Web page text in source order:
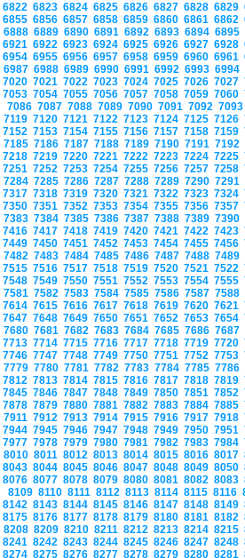
6822 6823 6824 6825 6826 6827 6828 6829
6855 6856 6857 6858 6859 6860 6861 6862
6888 6889 6890 6891 6892 6893 6894 6895
6921 6922 6923 6924 6925 6926 6927 6928
6954 6955 6956 6957 6958 6959 6960 6961
6987 6988 6989 6990 6991 6992 6993 6994
7020 7021 7022 7023 7024 7025 7026 7027
7053 7054 7055 7056 7057 7058 7059 7060
7086 7087 7088 7089 7090 7091 7092 7093
7119 7120 7121 7122 7123 7124 7125 7126
7152 7153 7154 7155 7156 7157 7158 7159
7185 7186 7187 7188 7189 7190 7191 7192
7218 7219 7220 7221 7222 7223 7224 7225
7251 7252 7253 7254 7255 7256 7257 7258
7284 7285 7286 7287 7288 7289 7290 7291
7317 7318 7319 7320 7321 7322 7323 7324
7350 7351 7352 7353 7354 7355 7356 7357
7383 7384 7385 7386 7387 7388 7389 7390
7416 7417 7418 7419 7420 7421 7422 7423
7449 7450 7451 7452 7453 7454 7455 7456
7482 7483 7484 7485 7486 7487 7488 7489
7515 7516 7517 7518 7519 7520 7521 7522
7548 7549 7550 7551 7552 7553 7554 7555
7581 7582 7583 7584 7585 7586 7587 7588
7614 7615 7616 7617 7618 7619 7620 7621
7647 7648 7649 7650 7651 7652 7653 7654
7680 7681 7682 7683 7684 7685 7686 7687
7713 7714 7715 7716 7717 7718 7719 7720
7746 7747 7748 7749 7750 7751 7752 7753
7779 7780 7781 7782 7783 7784 7785 7786
7812 7813 7814 7815 7816 7817 7818 7819
7845 7846 7847 7848 7849 7850 7851 7852
7878 7879 7880 7881 7882 7883 7884 7885
7911 7912 7913 7914 7915 7916 7917 7918
7944 7945 7946 7947 7948 7949 7950 7951
7977 7978 7979 7980 7981 7982 7983 7984
8010 8011 8012 8013 8014 8015 8016 8017
8043 8044 8045 8046 8047 8048 8049 8050
8076 8077 8078 8079 8080 8081 8082 8083
8109 8110 8111 8112 8113 8114 8115 8116
8142 8143 8144 8145 8146 8147 8148 8149
8175 8176 8177 8178 8179 8180 8181 8182
8208 8209 8210 8211 8212 8213 8214 8215
8241 8242 8243 8244 8245 8246 8247 8248
8274 8275 8276 8277 8278 8279 8280 8281